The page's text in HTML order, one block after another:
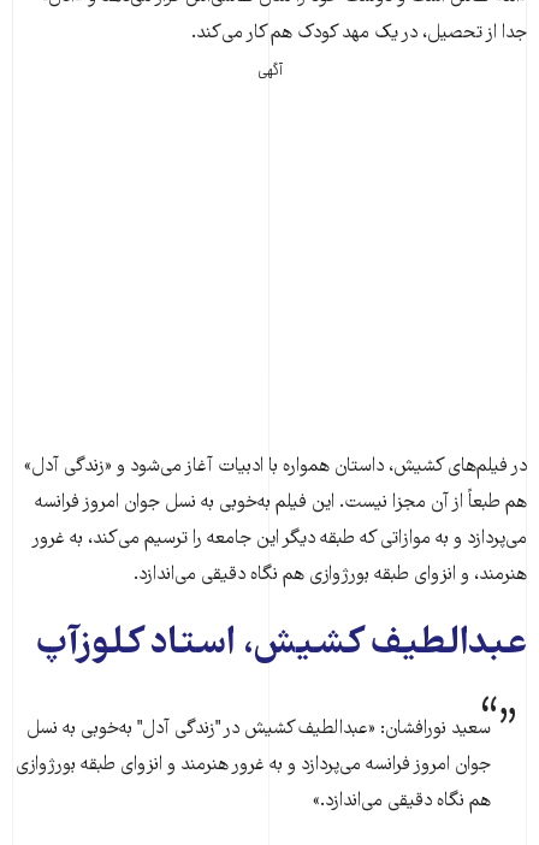
جدا از تحصیل، در یک مهد کودک هم کار می‌کند.
آگهی
در فیلم‌های کشیش، داستان همواره با ادبیات آغاز می‌شود و «زندگی آدل»
هم طبعاً از آن مجزا نیست. این فیلم به‌خوبی به نسل جوان امروز فرانسه
می‌پردازد و به موازاتی که طبقه دیگر این جامعه را ترسیم می‌کند، به غرور
هنرمند، و انزوای طبقه بورژوازی هم نگاه دقیقی می‌اندازد.
عبدالطیف کشیش، استاد کلوزآپ
سعید نورافشان: «عبدالطیف کشیش در "زندگی آدل" به‌خوبی به نسل
جوان امروز فرانسه می‌پردازد و به غرور هنرمند و انزوای طبقه بورژوازی
هم نگاه دقیقی می‌اندازد.»